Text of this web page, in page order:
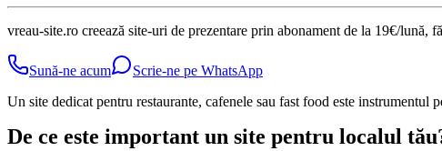
vreau-site.ro creează site-uri de prezentare prin abonament de la 19€/
Sună-ne acum
Scrie-ne pe WhatsApp
Un site dedicat pentru restaurante, cafenele sau fast food este
De ce este important un site pentru localul